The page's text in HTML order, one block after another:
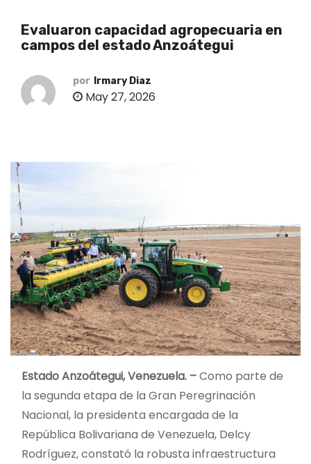
Evaluaron capacidad agropecuaria en
campos del estado Anzoátegui
por Irmary Diaz
May 27, 2026
Estado Anzoátegui, Venezuela. –Como parte de
la segunda etapa de la Gran Peregrinación
Nacional, la presidenta encargada de la
República Bolivariana de Venezuela, Delcy
Rodríguez, constató la robusta infraestructura